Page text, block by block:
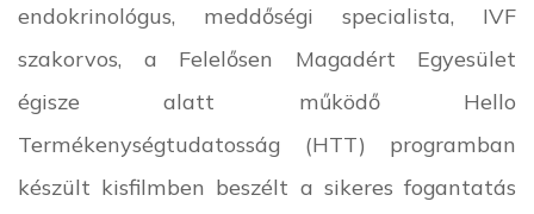
endokrinológus, meddőségi specialista, IVF
szakorvos, a Felelősen Magadért Egyesület
égisze alatt működő Hello
Termékenységtudatosság (HTT) programban
készült kisfilmben beszélt a sikeres fogantatás